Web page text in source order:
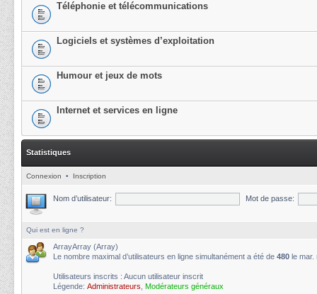
Téléphonie et télécommunications
Logiciels et systèmes d’exploitation
Humour et jeux de mots
Internet et services en ligne
Statistiques
Connexion • Inscription
Nom d’utilisateur: Mot de passe:
Qui est en ligne ?
ArrayArray (Array)
Le nombre maximal d’utilisateurs en ligne simultanément a été de 480 le mar.
Utilisateurs inscrits : Aucun utilisateur inscrit
Légende: Administrateurs Modérateurs généraux